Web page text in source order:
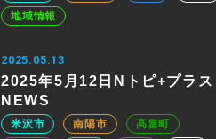
地域情報
2025.05.13
2025年5月12日Nトピ+プラス
NEWS
米沢市 南陽市
高畠町